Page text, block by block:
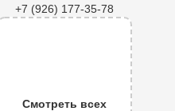
+7 (926) 177-35-78
Смотреть всех